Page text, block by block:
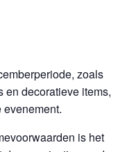
zoals
en decoratieve items,
is het